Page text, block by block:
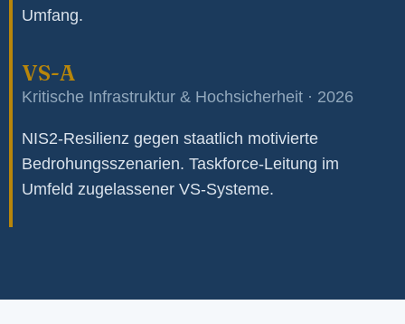
Umfang.
VS-A
Kritische Infrastruktur & Hochsicherheit · 2026
NIS2-Resilienz gegen staatlich motivierte
Bedrohungsszenarien. Taskforce-Leitung im
Umfeld zugelassener VS-Systeme.